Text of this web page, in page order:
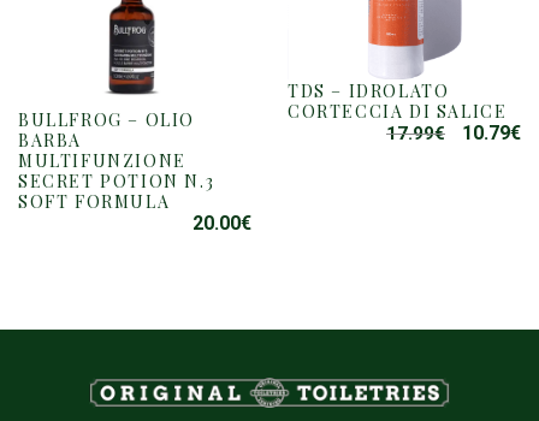
BULLFROG – OLIO
BARBA
MULTIFUNZIONE
SECRET POTION N.3
SOFT FORMULA
20.00€
TDS – IDROLATO
CORTECCIA DI SALICE
17.99€
IL
10.79€IL